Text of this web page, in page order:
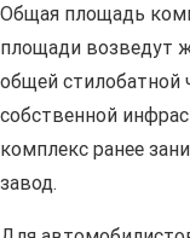
Общая площадь
площади возведут
общей стилобатной
собственной
комплекс ранее
завод.